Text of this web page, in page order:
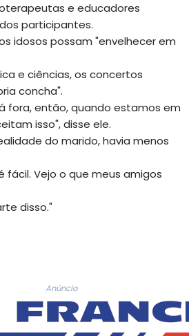
e educadores
participantes.
idosos possam "envelhecer em
e ciências, os concertos
concha".
fora, então, quando estamos em
isso", disse ele.
do marido, havia menos
fácil. Vejo o que meus amigos
disso."
Anúncio